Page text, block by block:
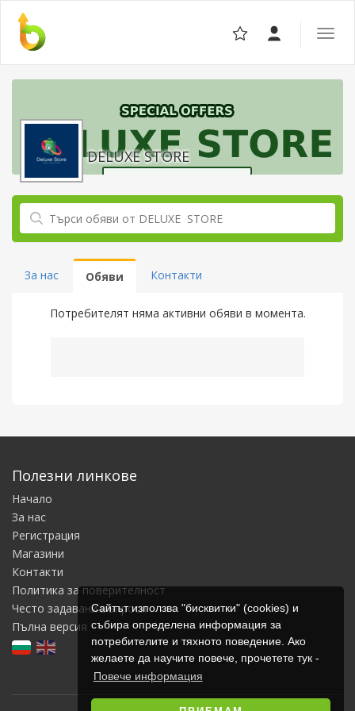
Сайтът използва "бисквитки" (cookies) и
събира определена информация за
потребителите и тяхното поведение. Ако
желаете да научите повече, прочетете тук -
Повече информация
DELUXE STORE
За нас Обяви Контакти
Потребителят няма активни обяви в момента.
Полезни линкове
Начало
За нас
Регистрация
Магазини
Контакти
Политика за поверителност
Често задавани въпроси
Пълна версия